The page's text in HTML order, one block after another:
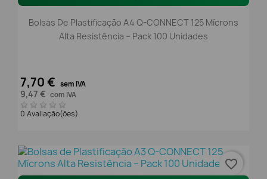
Bolsas De Plastificação A4 Q-CONNECT 125 Mícrons
Alta Resistência – Pack 100 Unidades
7,70 € sem IVA
9,47 € com IVA
0 Avaliação(ões)
favorite_border